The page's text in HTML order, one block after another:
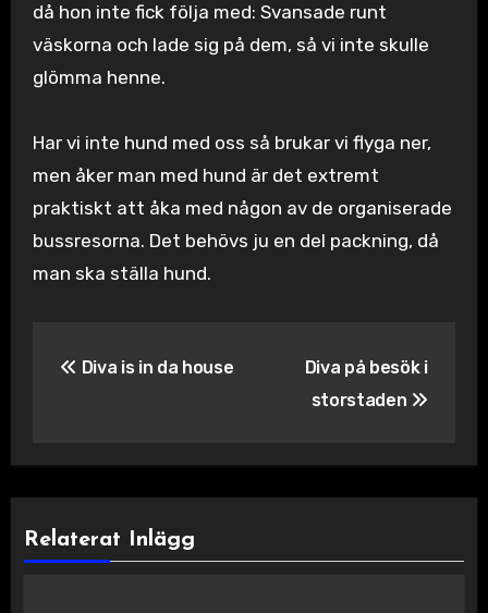
då hon inte fick följa med: Svansade runt
väskorna och lade sig på dem, så vi inte skulle
glömma henne.
Har vi inte hund med oss så brukar vi flyga ner,
men åker man med hund är det extremt
praktiskt att åka med någon av de organiserade
bussresorna. Det behövs ju en del packning, då
man ska ställa hund.
Diva is in da house
Diva på besök i
storstaden
Relaterat Inlägg